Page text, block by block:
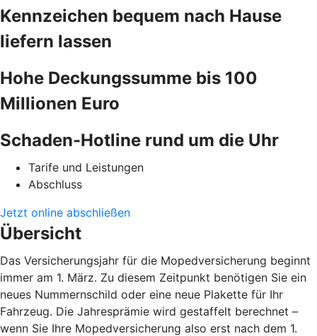
Kennzeichen bequem nach Hause
liefern lassen
Hohe Deckungssumme bis 100
Millionen Euro
Schaden-Hotline rund um die Uhr
Tarife und Leistungen
Abschluss
Jetzt online abschließen
Übersicht
Das Versicherungsjahr für die Mopedversicherung beginnt
immer am 1. März. Zu diesem Zeitpunkt benötigen Sie ein
neues Nummernschild oder eine neue Plakette für Ihr
Fahrzeug. Die Jahresprämie wird gestaffelt berechnet –
wenn Sie Ihre Mopedversicherung also erst nach dem 1.